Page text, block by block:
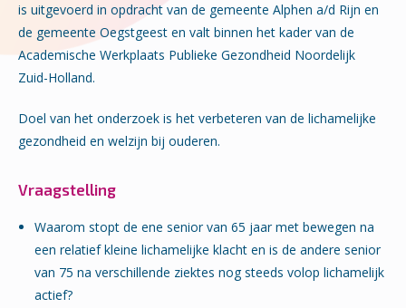
is uitgevoerd in opdracht van de gemeente Alphen a/d Rijn en
de gemeente Oegstgeest en valt binnen het kader van de
Academische Werkplaats Publieke Gezondheid Noordelijk
Zuid-Holland.
Doel van het onderzoek is het verbeteren van de lichamelijke
gezondheid en welzijn bij ouderen.
Vraagstelling
Waarom stopt de ene senior van 65 jaar met bewegen na
een relatief kleine lichamelijke klacht en is de andere senior
van 75 na verschillende ziektes nog steeds volop lichamelijk
actief?